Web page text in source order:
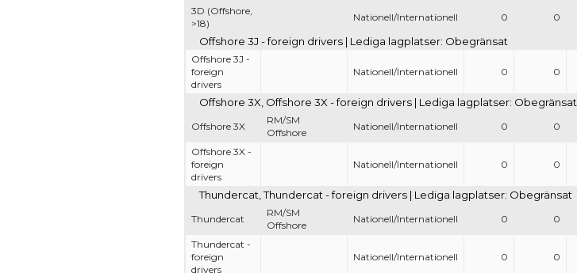
3D (Offshore,
>18)
Nationell/Internationell 0 0
Offshore 3J - foreign drivers | Lediga lagplatser: Obegränsat
Offshore 3J -
foreign
drivers
Nationell/Internationell 0 0
Offshore 3X, Offshore 3X - foreign drivers | Lediga lagplatser: Obegränsat
Offshore 3X
RM/SM
Offshore
Nationell/Internationell 0 0
Offshore 3X -
foreign
drivers
Nationell/Internationell 0 0
Thundercat, Thundercat - foreign drivers | Lediga lagplatser: Obegränsat
Thundercat
RM/SM
Offshore
Nationell/Internationell 0 0
Thundercat -
foreign
drivers
Nationell/Internationell 0 0